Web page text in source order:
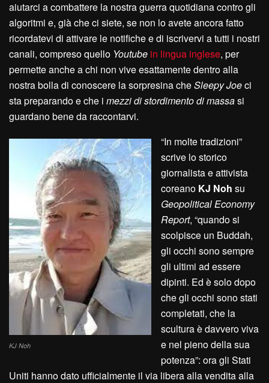
aiutarci a combattere la nostra guerra quotidiana contro gli
algoritmi e, già che ci siete, se non lo avete ancora fatto
ricordatevi di attivare le notifiche e di iscrivervi a tutti i nostri
canali, compreso quello Youtube in lingua inglese, per
permette anche a chi non vive esattamente dentro alla
nostra bolla di conoscere la sorpresina cheSleepy Joeci
sta preparando e che i mezzi di stordimento di massasi
guardano bene da raccontarvi.
KJ Noh
“In molte tradizioni”
scrive lo storico
giornalista e attivista
coreano KJ Noh su
Geopolitical Economy
Report, “quando si
scolpisce un Buddah,
gli occhi sono sempre
gli ultimi ad essere
dipinti. Ed è solo dopo
che gli occhi sono stati
completati, che la
scultura è davvero viva
e nel pieno della sua
potenza”: ora gli Stati
Uniti hanno dato ufficialmente il via libera alla vendita alla